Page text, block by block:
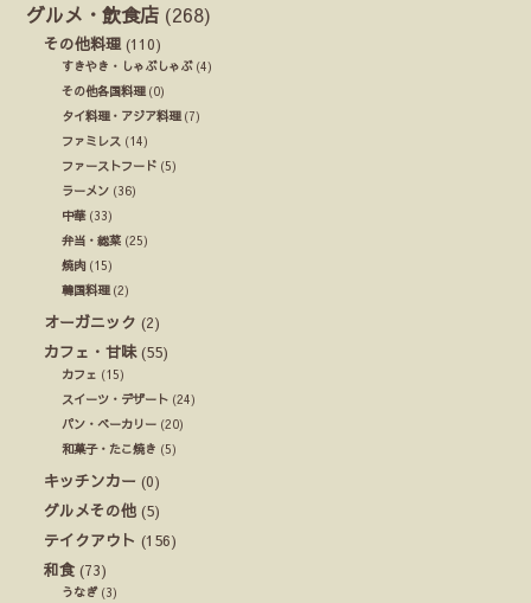
グルメ・飲食店 (268)
その他料理 (110)
すきやき・しゃぶしゃぶ(4)
その他各国料理(0)
タイ料理・アジア料理(7)
ファミレス (14)
ファーストフード (5)
ラーメン (36)
中華(33)
弁当・総菜 (25)
焼肉 (15)
韓国料理(2)
オーガニック (2)
カフェ・甘味(55)
カフェ (15)
スイーツ・デザート (24)
パン・ベーカリー (20)
和菓子・たこ焼き (5)
キッチンカー (0)
グルメその他 (5)
テイクアウト (156)
和食 (73)
うなぎ(3)